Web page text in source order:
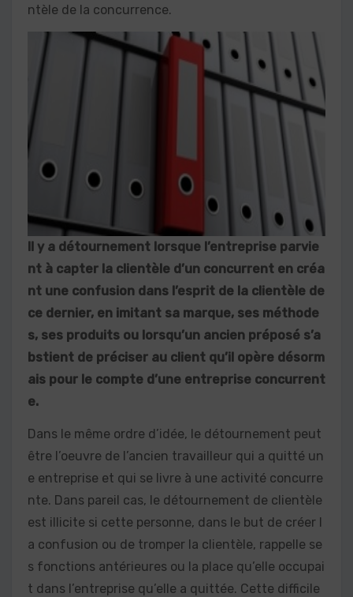
ntèle de la concurrence.
Il y a détournement lorsque l’entreprise parvie
nt à capter la clientèle d’un concurrent en créa
nt une confusion dans l’esprit de la clientèle de
ce dernier, en imitant sa marque, ses méthode
s, ses produits ou lorsqu’un ancien préposé s’a
bstient de préciser au client qu’il opère désorm
ais pour le compte d’une entreprise concurrent
e.
Dans le même ordre d’idée, le détournement peut
être l’oeuvre de l’ancien travailleur qui a quitté un
e entreprise et qui se livre à une activité concurre
nte. Dans pareil cas, le détournement de clientèle
est illicite si cette personne, dans le but de créer l
a confusion ou de tromper la clientèle, rappelle se
s fonctions antérieures ou la place qu’elle occupai
t dans l’entreprise qu’elle a quittée. Cette difficile